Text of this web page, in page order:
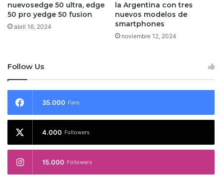
nuevosedge 50 ultra, edge
50 pro yedge 50 fusion
abril 16, 2024
la Argentina con tres
nuevos modelos de
smartphones
noviembre 12, 2024
Follow Us
35.000 Fans
4.000 Followers
15.000 Followers